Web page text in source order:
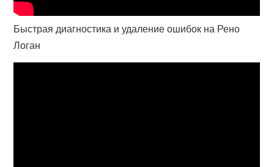
Быстрая диагностика и удаление ошибок на Рено
Логан